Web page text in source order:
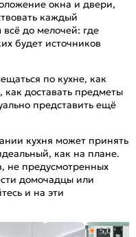
окна и двери,
каждый
до мелочей: где
будет источников
по кухне, как
доставать предметы
представить ещё
кухня может принять
как на плане.
не предусмотренных
домочадцы или
и на эти
5,0